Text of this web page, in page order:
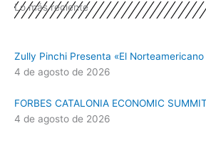
Lo más reciente
Zully Pinchi Presenta «El
4 de agosto de 2026
FORBES CATALONIA ECONOMIC
4 de agosto de 2026